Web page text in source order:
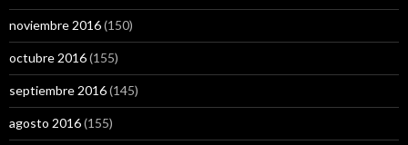
noviembre 2016(150)
octubre 2016(155)
septiembre 2016(145)
agosto 2016(155)